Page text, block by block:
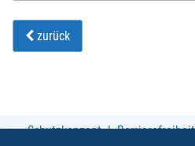
zurück
Schutzkonzept Barrierefreiheit